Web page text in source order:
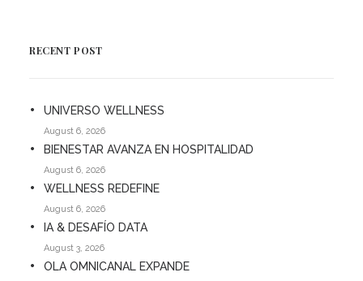
RECENT POST
UNIVERSO WELLNESS
August 6, 2026
BIENESTAR AVANZA EN HOSPITALIDAD
August 6, 2026
WELLNESS REDEFINE
August 6, 2026
IA & DESAFÍO DATA
August 3, 2026
OLA OMNICANAL EXPANDE